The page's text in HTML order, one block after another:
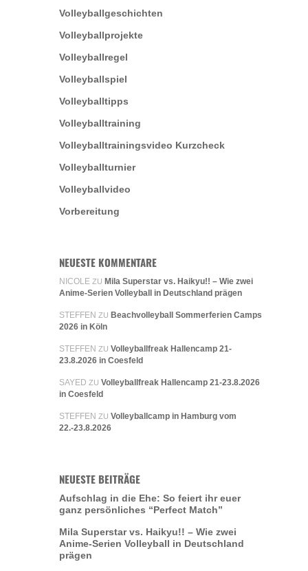
Volleyballgeschichten
Volleyballprojekte
Volleyballregel
Volleyballspiel
Volleyballtipps
Volleyballtraining
Volleyballtrainingsvideo Kurzcheck
Volleyballturnier
Volleyballvideo
Vorbereitung
NEUESTE KOMMENTARE
NICOLE ZU Mila Superstar vs. Haikyu!! – Wie zwei
Anime-Serien Volleyball in Deutschland prägen
STEFFEN ZU Beachvolleyball Sommerferien Camps
2026 in Köln
STEFFEN ZU Volleyballfreak Hallencamp 21-
23.8.2026 in Coesfeld
SAYED ZU Volleyballfreak Hallencamp 21-23.8.2026
in Coesfeld
STEFFEN ZU Volleyballcamp in Hamburg vom
22.-23.8.2026
NEUESTE BEITRÄGE
Aufschlag in die Ehe: So feiert ihr euer
ganz persönliches “Perfect Match”
Mila Superstar vs. Haikyu!! – Wie zwei
Anime-Serien Volleyball in Deutschland
prägen